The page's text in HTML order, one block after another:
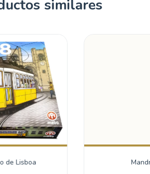
similares
de Lisboa